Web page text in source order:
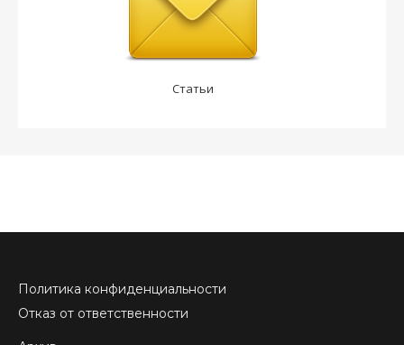
Статьи
Политика конфиденциальности
Отказ от ответственности